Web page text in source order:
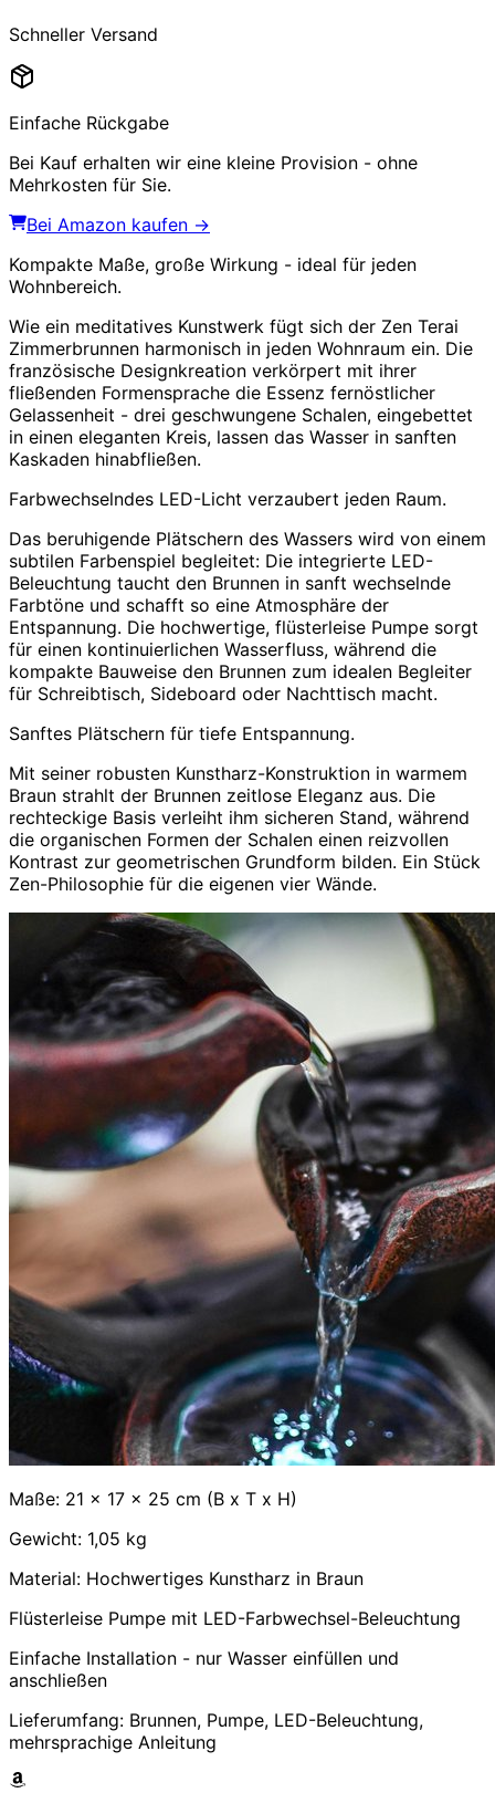
Schneller Versand
Einfache Rückgabe
Bei Kauf erhalten wir eine kleine Provision - ohne
Mehrkosten für Sie.
Bei Amazon kaufen →
Kompakte Maße, große Wirkung - ideal für jeden
Wohnbereich.
Wie ein meditatives Kunstwerk fügt sich der Zen Terai
Zimmerbrunnen harmonisch in jeden Wohnraum ein. Die
französische Designkreation verkörpert mit ihrer
fließenden Formensprache die Essenz fernöstlicher
Gelassenheit - drei geschwungene Schalen, eingebettet
in einen eleganten Kreis, lassen das Wasser in sanften
Kaskaden hinabfließen.
Farbwechselndes LED-Licht verzaubert jeden Raum.
Das beruhigende Plätschern des Wassers wird von einem
subtilen Farbenspiel begleitet: Die integrierte LED-
Beleuchtung taucht den Brunnen in sanft wechselnde
Farbtöne und schafft so eine Atmosphäre der
Entspannung. Die hochwertige, flüsterleise Pumpe sorgt
für einen kontinuierlichen Wasserfluss, während die
kompakte Bauweise den Brunnen zum idealen Begleiter
für Schreibtisch, Sideboard oder Nachttisch macht.
Sanftes Plätschern für tiefe Entspannung.
Mit seiner robusten Kunstharz-Konstruktion in warmem
Braun strahlt der Brunnen zeitlose Eleganz aus. Die
rechteckige Basis verleiht ihm sicheren Stand, während
die organischen Formen der Schalen einen reizvollen
Kontrast zur geometrischen Grundform bilden. Ein Stück
Zen-Philosophie für die eigenen vier Wände.
Maße: 21 x 17 x 25 cm (B x T x H)
Gewicht: 1,05 kg
Material: Hochwertiges Kunstharz in Braun
Flüsterleise Pumpe mit LED-Farbwechsel-Beleuchtung
Einfache Installation - nur Wasser einfüllen und
anschließen
Lieferumfang: Brunnen, Pumpe, LED-Beleuchtung,
mehrsprachige Anleitung